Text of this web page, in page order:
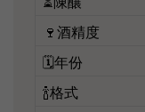
🍷酒精度
🗓️年份
🍾格式